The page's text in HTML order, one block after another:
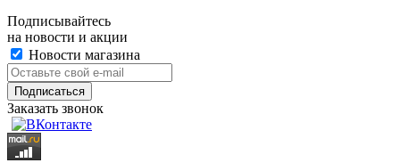
Подписывайтесь
на новости и акции
Новости магазина
Заказать звонок